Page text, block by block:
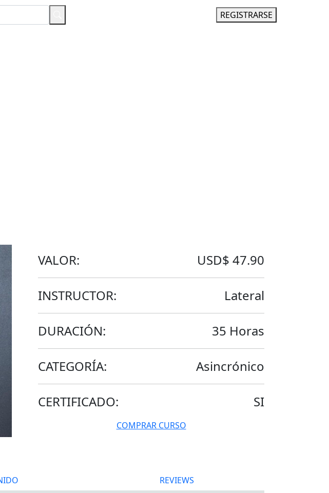
REGISTRARSE
VALOR: USD$ 47.90
INSTRUCTOR: Lateral
DURACIÓN: 35 Horas
CATEGORÍA: Asincrónico
CERTIFICADO: SI
COMPRAR CURSO
REVIEWS